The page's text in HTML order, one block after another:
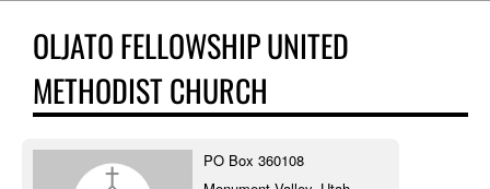
OLJATO FELLOWSHIP UNITED
METHODIST CHURCH
PO Box 360108